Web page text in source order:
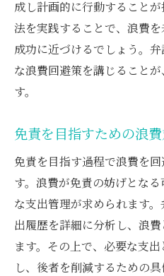
成し計画的に行動すること
法を実践することで、浪費
成功に近づけるでしょう。
な浪費回避策を講じること
す。
免責を目指すための浪
免責を目指す過程で浪費を
す。浪費が免責の妨げとな
な支出管理が求められます
出履歴を詳細に分析し、浪
ます。その上で、必要な支
し、後者を削減するための